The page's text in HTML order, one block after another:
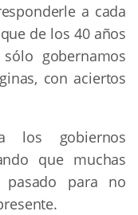
a cada
de los 40 años
gobernamos
con aciertos
los gobiernos
que muchas
para no